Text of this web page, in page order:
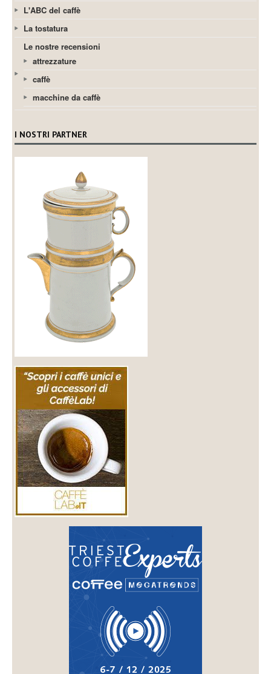
L'ABC del caffè
La tostatura
Le nostre recensioni
attrezzature
caffè
macchine da caffè
I NOSTRI PARTNER